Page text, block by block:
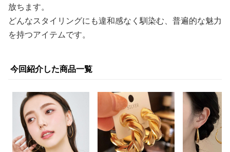
放ちます。
どんなスタイリングにも違和感なく馴染む、普遍的な魅力
を持つアイテムです。
今回紹介した商品一覧